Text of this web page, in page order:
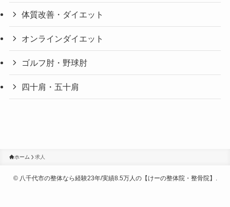
体質改善・ダイエット
オンラインダイエット
ゴルフ肘・野球肘
四十肩・五十肩
ホーム 求人
©八千代市の整体なら経験23年/実績8.5万人の【けーの整体院・整骨院】.